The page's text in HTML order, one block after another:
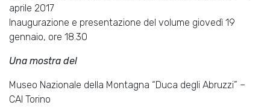
aprile 2017
Inaugurazione e presentazione del volume giovedì 19
gennaio, ore 18.30
Una mostra del
Museo Nazionale della Montagna “Duca degli Abruzzi” –
CAI Torino